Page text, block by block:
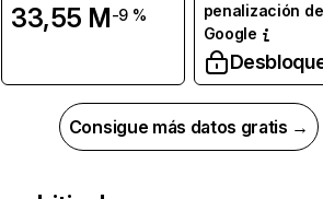
33,55 M-9 %
penalización de
Google
Consigue más datos gratis →